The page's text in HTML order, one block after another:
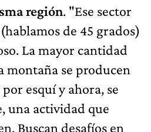
región. "Ese sector
de 45 grados)
La mayor cantidad
montaña se producen
esquí y ahora, se
una actividad que
Buscan desafíos en